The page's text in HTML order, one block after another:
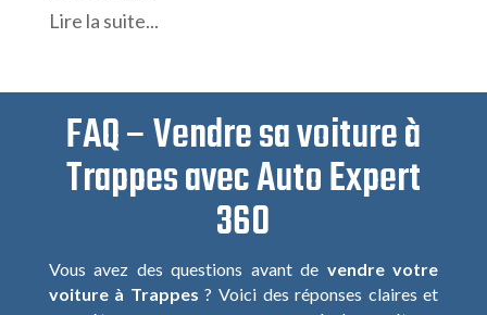
Lire la suite...
FAQ – Vendre sa voiture à
Trappes avec Auto Expert
360
Vous avez des questions avant de vendre votre
voiture à Trappes ? Voici des réponses claires et